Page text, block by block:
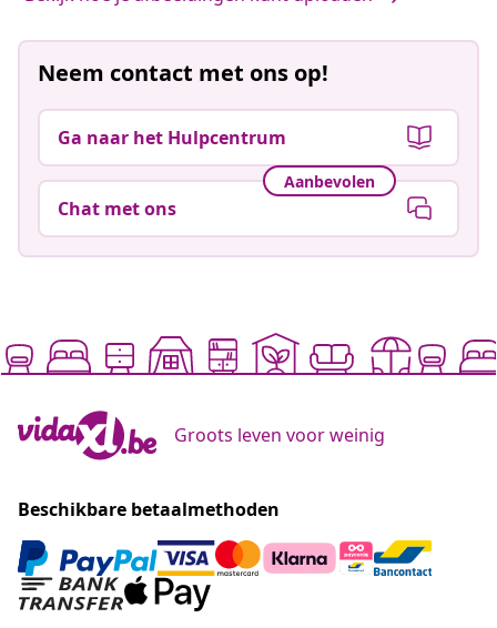
Neem contact met ons op!
Ga naar het Hulpcentrum
Aanbevolen
Chat met ons
Groots leven voor weinig
Beschikbare betaalmethoden